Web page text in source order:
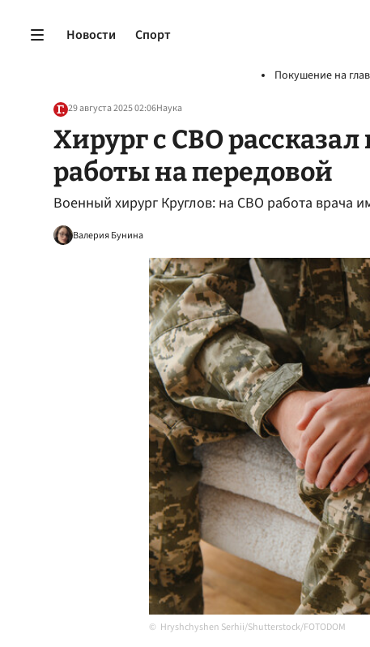
Новости Спорт
Покушение на
29 августа 2025 02:06Наука
Хирург с СВО
работы на передовой
Военный хирург Круглов: на СВО работа врача
Валерия Бунина
Hryshchyshen Serhii/Shutterstock/FOTODOM